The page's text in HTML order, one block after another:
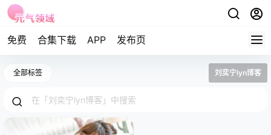
免费 合集下载 APP 发布页
全部标签 刘奕宁lyn博客